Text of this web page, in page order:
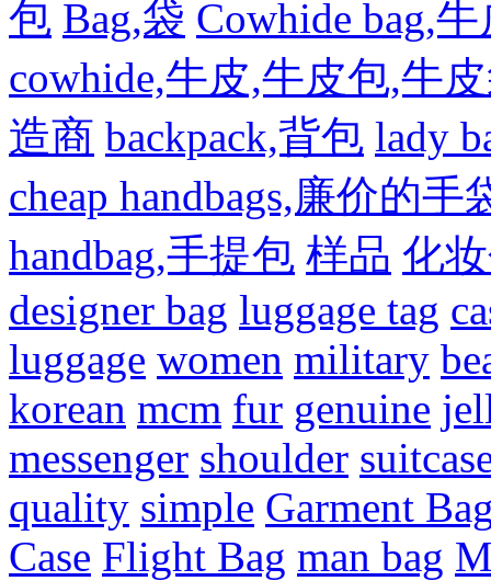
包 Bag,袋 Cowhide bag,
cowhide,牛皮,牛皮包,牛
造商 backpack,背包 lady
cheap handbags,廉价的手
handbag,手提包 样品 化
designer bag luggage tag
luggage women military
korean mcm fur genuine
messenger shoulder
quality simple Garment
Case Flight Bag man bag